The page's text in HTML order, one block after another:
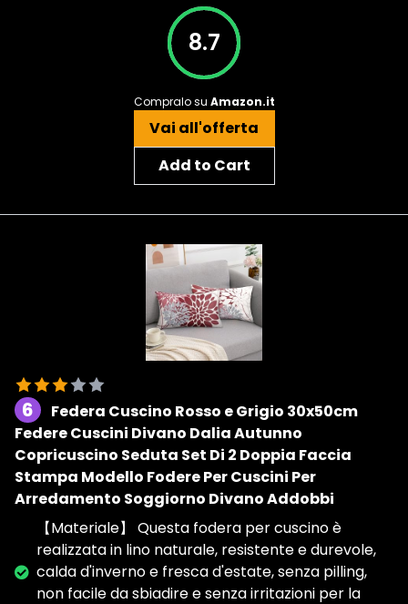
8.7
Compralo su Amazon.it
Vai all'offerta
Add to Cart
6
Federa Cuscino Rosso e Grigio 30x50cm
Federe Cuscini Divano Dalia Autunno
Copricuscino Seduta Set Di 2 Doppia Faccia
Stampa Modello Fodere Per Cuscini Per
Arredamento Soggiorno Divano Addobbi
【Materiale】 Questa fodera per cuscino è
realizzata in lino naturale, resistente e durevole,
calda d'inverno e fresca d'estate, senza pilling,
non facile da sbiadire e senza irritazioni per la